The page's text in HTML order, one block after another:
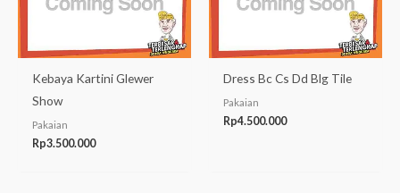
Kebaya Kartini Glewer
Show
Pakaian
Rp3.500.000
Dress Bc Cs Dd Blg Tile
Pakaian
Rp4.500.000